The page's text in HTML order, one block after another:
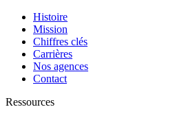
Histoire
Mission
Chiffres clés
Carrières
Nos agences
Contact
Ressources